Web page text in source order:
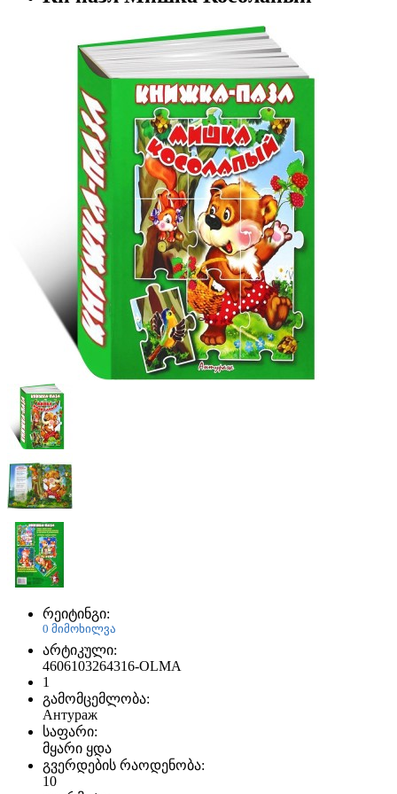
რეიტინგი:
0 მიმოხილვა
არტიკული:
4606103264316-OLMA
1
გამომცემლობა:
Антураж
საფარი:
მყარი ყდა
გვერდების რაოდენობა:
10